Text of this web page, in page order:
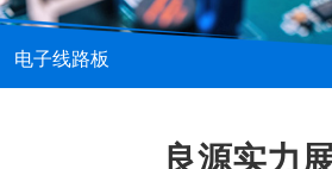
电子线路板
良源实力